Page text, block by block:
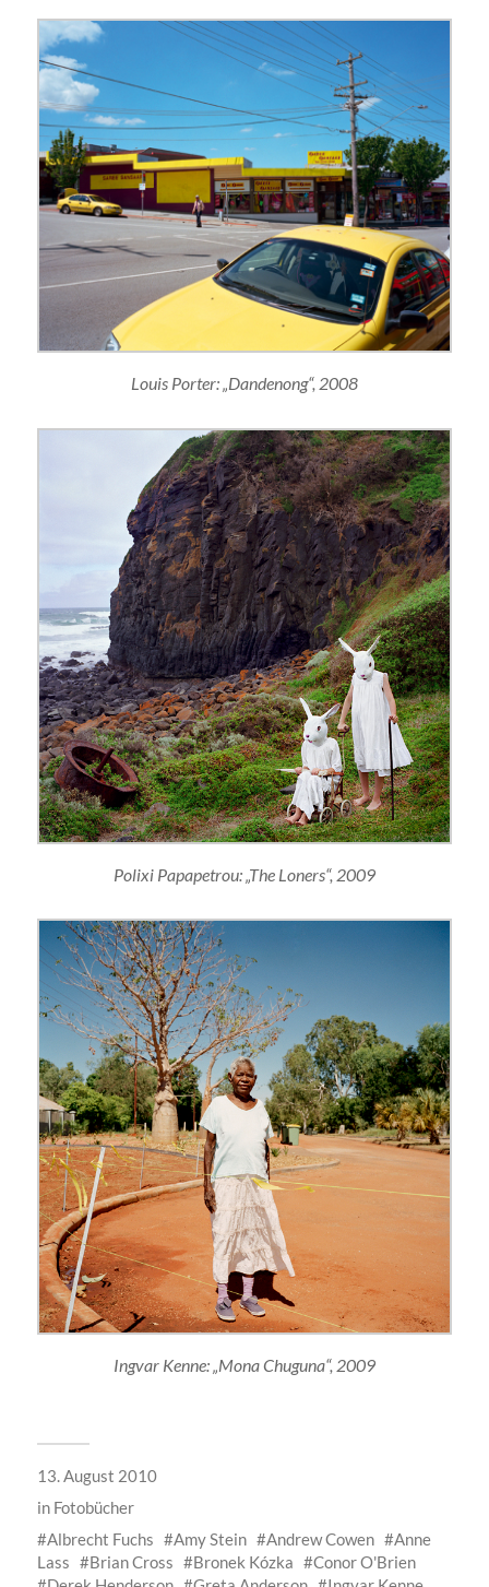
Louis Porter: „Dandenong“, 2008
Polixi Papapetrou: „The Loners“, 2009
Ingvar Kenne: „Mona Chuguna“, 2009
13. August 2010
in Fotobücher
Albrecht Fuchs
Amy Stein Andrew Cowen
Anne
Lass
Brian Cross Bronek Kózka
Conor O'Brien